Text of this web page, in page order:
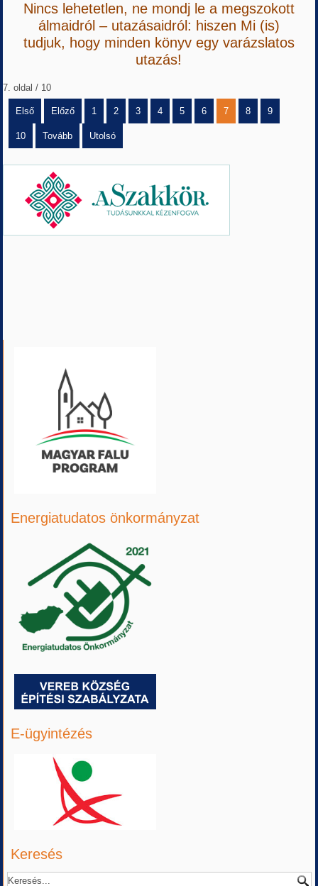
Nincs lehetetlen, ne mondj le a megszokott
álmaidról – utazásaidról: hiszen Mi (is)
tudjuk, hogy minden könyv egy varázslatos
utazás!
7. oldal / 10
Első Előző 1 2 3 4 5 6 7 8 9
10 Tovább Utolsó
Energiatudatos önkormányzat
E-ügyintézés
Keresés